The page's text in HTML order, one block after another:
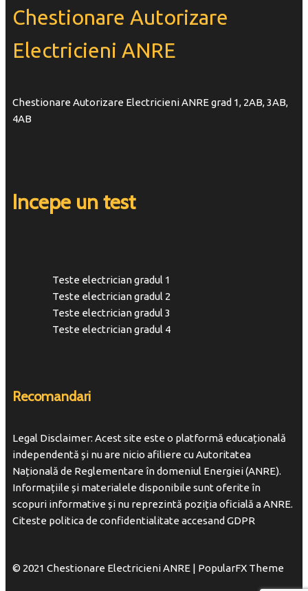
Chestionare Autorizare
Electricieni ANRE
Chestionare Autorizare Electricieni ANRE grad 1, 2AB, 3AB,
4AB
Incepe un test
Teste electrician gradul 1
Teste electrician gradul 2
Teste electrician gradul 3
Teste electrician gradul 4
Recomandari
Legal Disclaimer: Acest site este o platformă educațională
independentă și nu are nicio afiliere cu Autoritatea
Națională de Reglementare în domeniul Energiei (ANRE).
Informațiile și materialele disponibile sunt oferite în
scopuri informative și nu reprezintă poziția oficială a ANRE.
Citeste politica de confidentialitate accesand GDPR
© 2021 Chestionare Electricieni ANRE | PopularFX Theme